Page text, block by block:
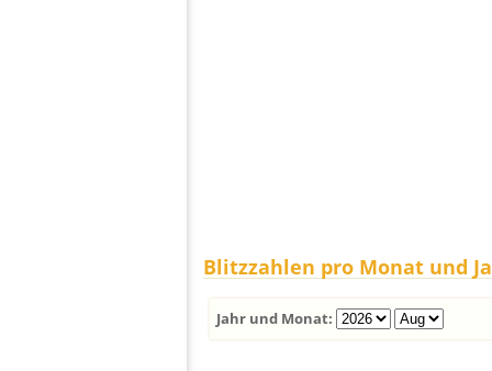
Blitzzahlen pro Monat und
Jahr und Monat: